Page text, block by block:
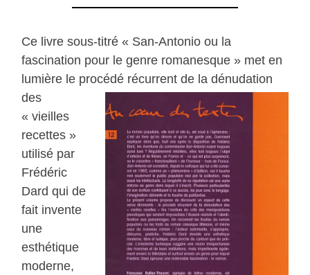
Ce livre sous-titré « San-Antonio ou la
fascination pour le genre romanesque » met en
lumière le procédé récurrent de la dénudation
des
« vieilles
recettes »
utilisé par
Frédéric
Dard qui de
fait invente
une
esthétique
moderne,